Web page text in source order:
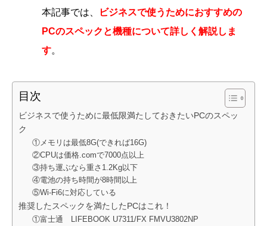
本記事では、
ビジネスで使うためにおすすめの
PCのスペックと機種について詳しく解説しま
す。
目次
ビジネスで使うために最低限満たしておきたいPCのスペッ
ク
①メモリは最低8G(できれば16G)
②CPUは価格.comで7000点以上
③持ち運ぶなら重さ1.2Kg以下
④電池の持ち時間が8時間以上
⑤Wi-Fi6に対応している
推奨したスペックを満たしたPCはこれ！
①富士通 LIFEBOOK U7311/FX FMVU3802NP